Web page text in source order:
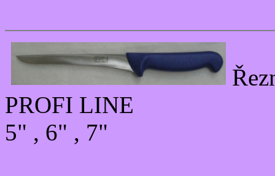
PROFI LINE
5" , 6" , 7"